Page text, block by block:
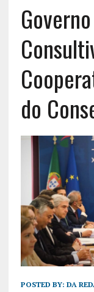
do
POSTED BY: DA